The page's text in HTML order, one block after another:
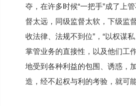
夺，在许多时候“一把手”成了上
督太远，同级监督太软，下级监
收法律、法规不到位”，“以权谋
掌管业务的直接性，以及他们工
地受到各种利益的包围、诱惑，
造，经不起权与利的考验，就可